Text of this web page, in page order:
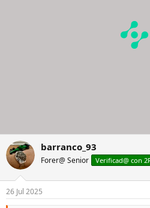
un desembolso económico MUY
arrepentirme luego, ya que en un
comprando no es lo mismo que este
Gracias y un saludo, me ayudaría
barranco_93
Forer@ Senior Verificad@ con
26 Jul 2025